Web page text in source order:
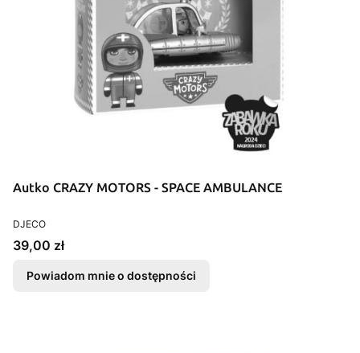
Autko CRAZY MOTORS - SPACE AMBULANCE
PRODUCENT
DJECO
Cena
39,00 zł
Powiadom mnie o dostępności